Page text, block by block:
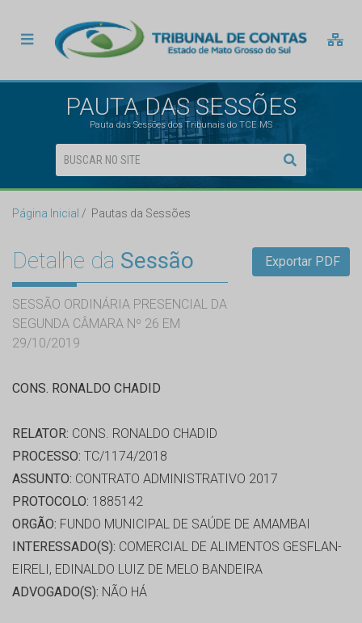
PAUTA DAS SESSÕES
Pauta das Sessões dos Tribunais do TCE MS
Página Inicial Pautas da Sessões
Detalhe da Sessão
SESSÃO ORDINÁRIA PRESENCIAL DA
SEGUNDA CÂMARA Nº 26 EM
29/10/2019
Exportar PDF
CONS. RONALDO CHADID
RELATOR: CONS. RONALDO CHADID
PROCESSO: TC/1174/2018
ASSUNTO: CONTRATO ADMINISTRATIVO 2017
PROTOCOLO: 1885142
ORGÃO: FUNDO MUNICIPAL DE SAÚDE DE AMAMBAI
INTERESSADO(S): COMERCIAL DE ALIMENTOS GESFLAN-
EIRELI, EDINALDO LUIZ DE MELO BANDEIRA
ADVOGADO(S): NÃO HÁ